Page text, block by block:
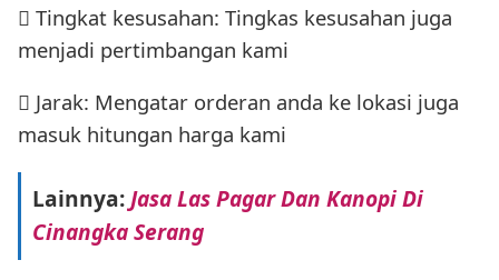
 Tingkat kesusahan: Tingkas kesusahan juga
menjadi pertimbangan kami
 Jarak: Mengatar orderan anda ke lokasi juga
masuk hitungan harga kami
Lainnya:Jasa Las Pagar Dan Kanopi Di
Cinangka Serang